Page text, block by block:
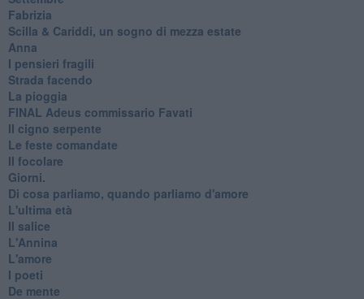
Fabrizia
​Scilla & Cariddi, un sogno di mezza estate
Anna
I pensieri fragili
Strada facendo
La pioggia
FINAL Adeus commissario Favati
Il cigno serpente
Le feste comandate
Il focolare
Giorni.
Di cosa parliamo, quando parliamo d'amore
L'ultima età
Il salice
L'Annina
L'amore
I poeti
De mente